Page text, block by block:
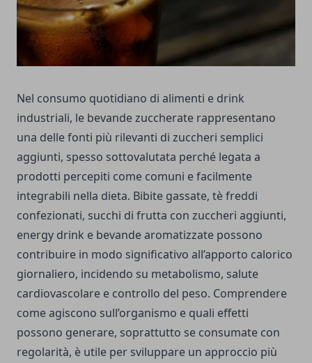
Nel consumo quotidiano di alimenti e drink
industriali, le bevande zuccherate rappresentano
una delle fonti più rilevanti di zuccheri semplici
aggiunti, spesso sottovalutata perché legata a
prodotti percepiti come comuni e facilmente
integrabili nella dieta. Bibite gassate, tè freddi
confezionati, succhi di frutta con zuccheri aggiunti,
energy drink e bevande aromatizzate possono
contribuire in modo significativo all’apporto calorico
giornaliero, incidendo su metabolismo, salute
cardiovascolare e controllo del peso. Comprendere
come agiscono sull’organismo e quali effetti
possono generare, soprattutto se consumate con
regolarità, è utile per sviluppare un approccio più